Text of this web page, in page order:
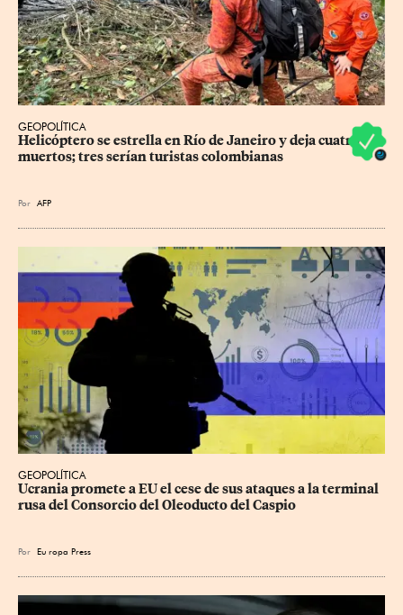
GEOPOLÍTICA
Helicóptero se estrella en Río de Janeiro y deja cuatro
muertos; tres serían turistas colombianas
Por AFP
GEOPOLÍTICA
Ucrania promete a EU el cese de sus ataques a la terminal
rusa del Consorcio del Oleoducto del Caspio
Por Eu ropa Press